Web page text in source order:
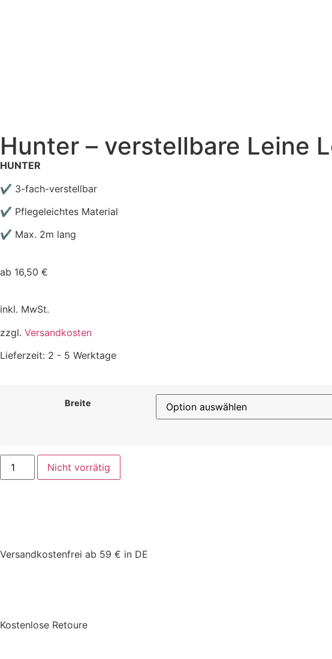
Hunter – verstellbare Leine
HUNTER
✔ 3-fach-verstellbar
✔ Pflegeleichtes Material
✔ Max. 2m lang
ab 16,50 €
inkl. MwSt.
zzgl. Versandkosten
Lieferzeit: 2 - 5 Werktage
Breite
Nicht vorrätig
Versandkostenfrei ab 59 € in DE
Kostenlose Retoure